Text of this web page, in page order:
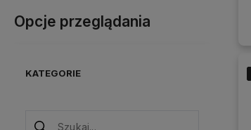
Opcje przeglądania
KATEGORIE